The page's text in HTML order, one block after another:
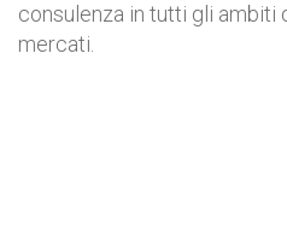
consulenza in tutti gli ambiti
mercati.